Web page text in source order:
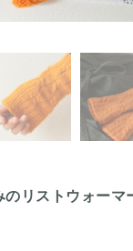
のリストウォーマ